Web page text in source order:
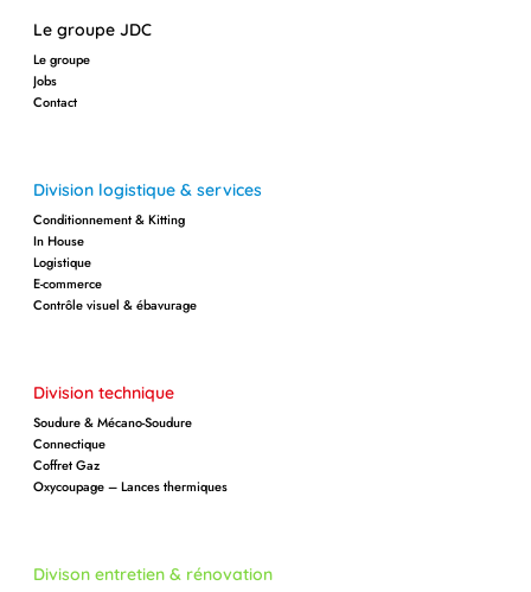
Le groupe JDC
Le groupe
Jobs
Contact
Division logistique & services
Conditionnement & Kitting
In House
Logistique
E-commerce
Contrôle visuel & ébavurage
Division technique
Soudure & Mécano-Soudure
Connectique
Coffret Gaz
Oxycoupage – Lances thermiques
Divison entretien & rénovation